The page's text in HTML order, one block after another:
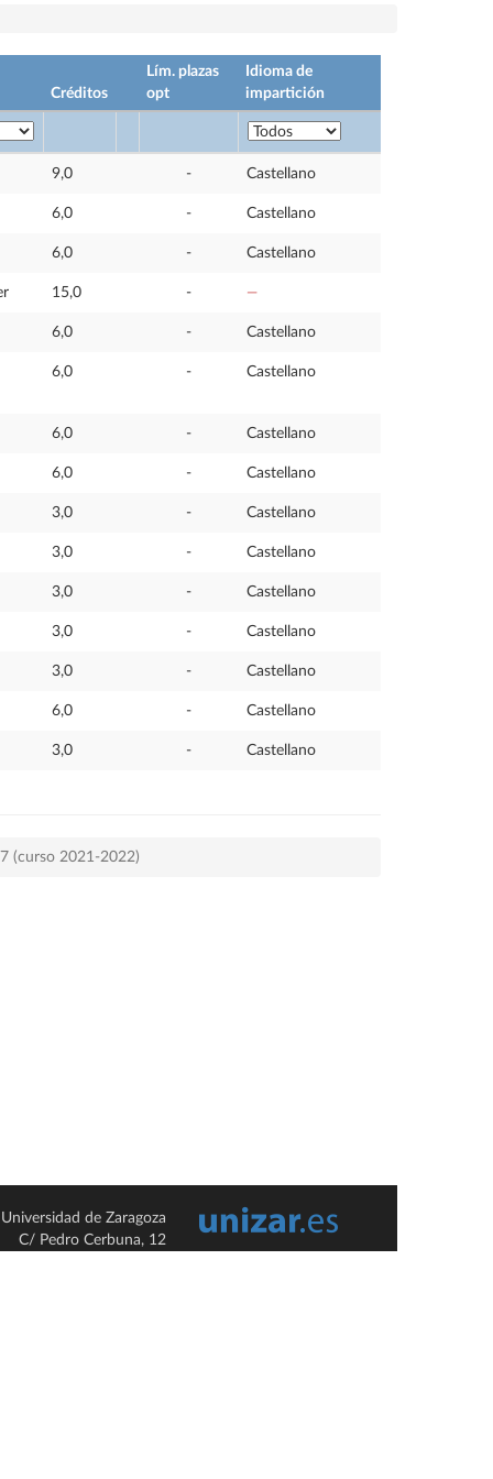
Créditos
Lím. plazas
opt
Idioma de
impartición
9,0 - Castellano
6,0 - Castellano
6,0 - Castellano
15,0 - —
6,0 - Castellano
6,0 - Castellano
6,0 - Castellano
6,0 - Castellano
3,0 - Castellano
3,0 - Castellano
3,0 - Castellano
3,0 - Castellano
3,0 - Castellano
6,0 - Castellano
3,0 - Castellano
(curso 2021-2022)
Universidad de Zaragoza
C/ Pedro Cerbuna, 12